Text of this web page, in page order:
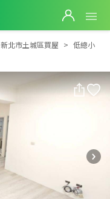
低總小資裝潢華廈２房
新北市土城區買屋
低總小